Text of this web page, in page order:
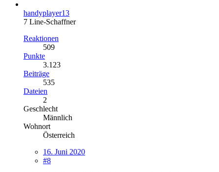
handyplayer13
7 Line-Schaffner
Reaktionen
509
Punkte
3.123
Beiträge
535
Dateien
2
Geschlecht
Männlich
Wohnort
Österreich
16. Juni 2020
#8